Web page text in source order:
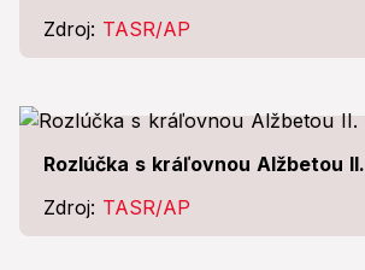
Zdroj: TASR/AP
Rozlúčka s kráľovnou Alžbetou II.
Zdroj: TASR/AP